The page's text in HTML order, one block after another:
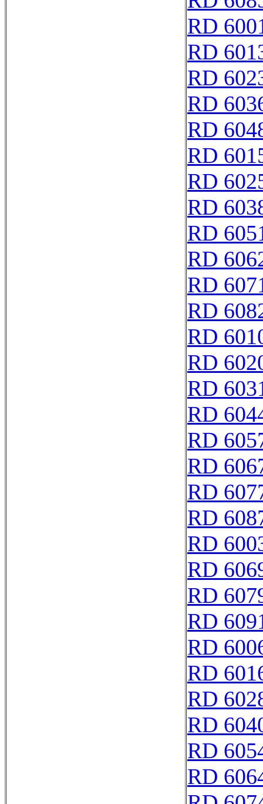
RD
RD
RD
RD
RD
RD
RD
RD
RD
RD
RD
RD
RD
RD
RD
RD
RD
RD
RD
RD
RD
RD
RD
RD
RD
RD
RD
RD
RD
RD